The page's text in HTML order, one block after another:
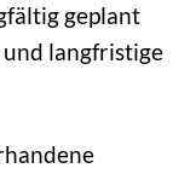
geplant
langfristige